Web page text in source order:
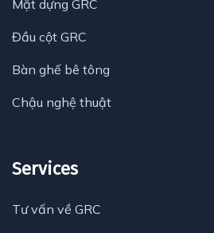
Mặt dựng GRC
Đầu cột GRC
Bàn ghế bê tông
Chậu nghệ thuật
Services
Tư vấn về GRC